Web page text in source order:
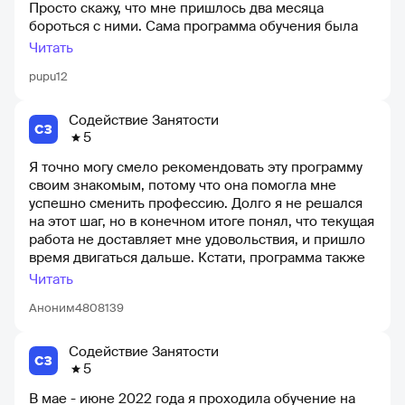
заблуждение??? В общем, проще заплатить и
пройти обучение на платных платформах, хотя и
там нет гарантий. Но там хотя бы все понятно и
четко
pupu12
Просто скажу, что мне пришлось два месяца
бороться с ними. Сама программа обучения была
поверхностной (тестирование), и часов для полного
нормальный преподаватель, который сам добавлял
онлайн-обучения было более 200 человек, все
разговаривали одновременно, кто-то рисовал.
самое главное, обещали стажировку, и, как вы уже
понимаете, это было обманом. Просто после
окончания курсов сказали, что у вас есть полгода на
трудоустройство по профессии или вы будете
платить за
Читать
Содействие Занятости
5
Аноним4808139
Я точно могу смело рекомендовать эту программу
своим знакомым, потому что она помогла мне
успешно сменить профессию. Долго я не решался
на этот шаг, но в конечном итоге понял, что текущая
работа не доставляет мне удовольствия, и пришло
время двигаться дальше. Кстати, программа также
предоставляет помощь в трудоустройстве, что
искать работу, все было организовано и помощь
Читать
Содействие Занятости
5
В мае - июне 2022 года я проходила обучение на